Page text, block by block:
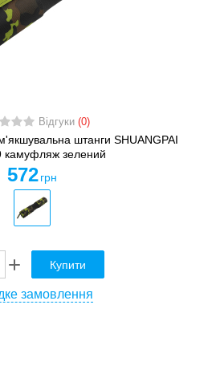
Відгуки (0)
штанги SHUANGPAI
камуфляж зелений
572 грн
Купити
замовлення